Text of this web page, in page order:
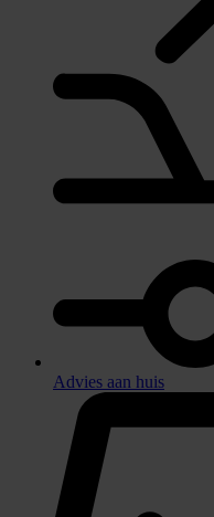
Advies aan huis